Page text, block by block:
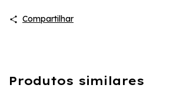
Compartilhar
Produtos similares